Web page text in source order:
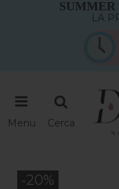
SUMMER
LA
Menu Cerca
-20%